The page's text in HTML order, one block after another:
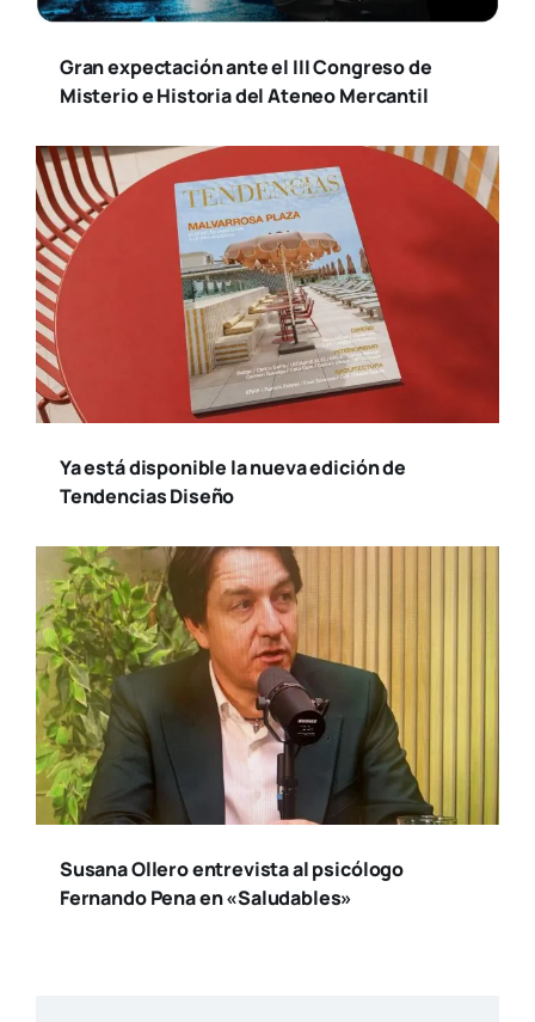
Gran expectación ante el III Congreso de
Misterio e Historia del Ateneo Mercantil
Ya está disponible la nueva edición de
Tendencias Diseño
Susana Ollero entrevista al psicólogo
Fernando Pena en «Saludables»